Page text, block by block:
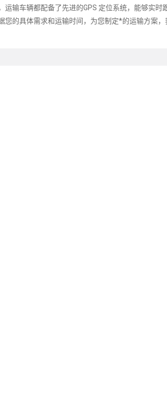
输车辆都配备了先进的GPS 定位系统，能够实时
的具体需求和运输时间，为您制定*的运输方案，